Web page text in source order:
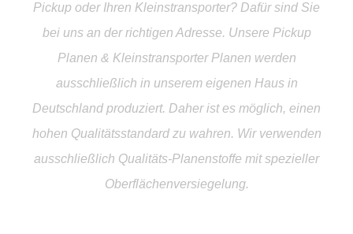
Pickup oder Ihren Kleinstransporter? Dafür sind Sie
bei uns an der richtigen Adresse. Unsere Pickup
Planen & Kleinstransporter Planen werden
ausschließlich in unserem eigenen Haus in
Deutschland produziert. Daher ist es möglich, einen
hohen Qualitätsstandard zu wahren. Wir verwenden
ausschließlich Qualitäts-Planenstoffe mit spezieller
Oberflächenversiegelung.